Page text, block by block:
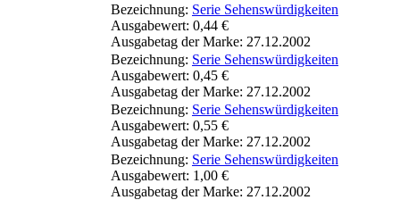
Bezeichnung: Serie Sehenswürdigkeiten
Ausgabewert: 0,44 €
Ausgabetag der Marke: 27.12.2002
Bezeichnung: Serie Sehenswürdigkeiten
Ausgabewert: 0,45 €
Ausgabetag der Marke: 27.12.2002
Bezeichnung: Serie Sehenswürdigkeiten
Ausgabewert: 0,55 €
Ausgabetag der Marke: 27.12.2002
Bezeichnung: Serie Sehenswürdigkeiten
Ausgabewert: 1,00 €
Ausgabetag der Marke: 27.12.2002